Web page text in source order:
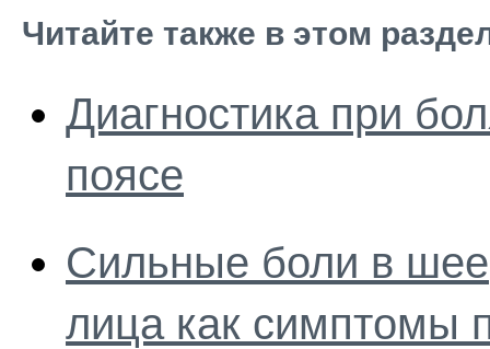
Читайте также в этом
Диагностика при
поясе
Сильные боли в
лица как симптомы